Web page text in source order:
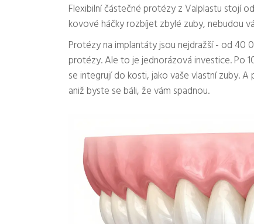
Flexibilní částečné protézy z Valplastu stojí
kovové háčky rozbíjet zbylé zuby, nebudou
Protézy na implantáty jsou nejdražší - od
protézy. Ale to je jednorázová investice. Po
se integrují do kosti, jako vaše vlastní zuby.
aniž byste se báli, že vám spadnou.